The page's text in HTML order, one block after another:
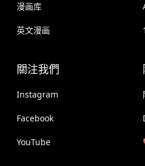
漫画库
英文漫画
關注我們
Instagram
Facebook
YouTube